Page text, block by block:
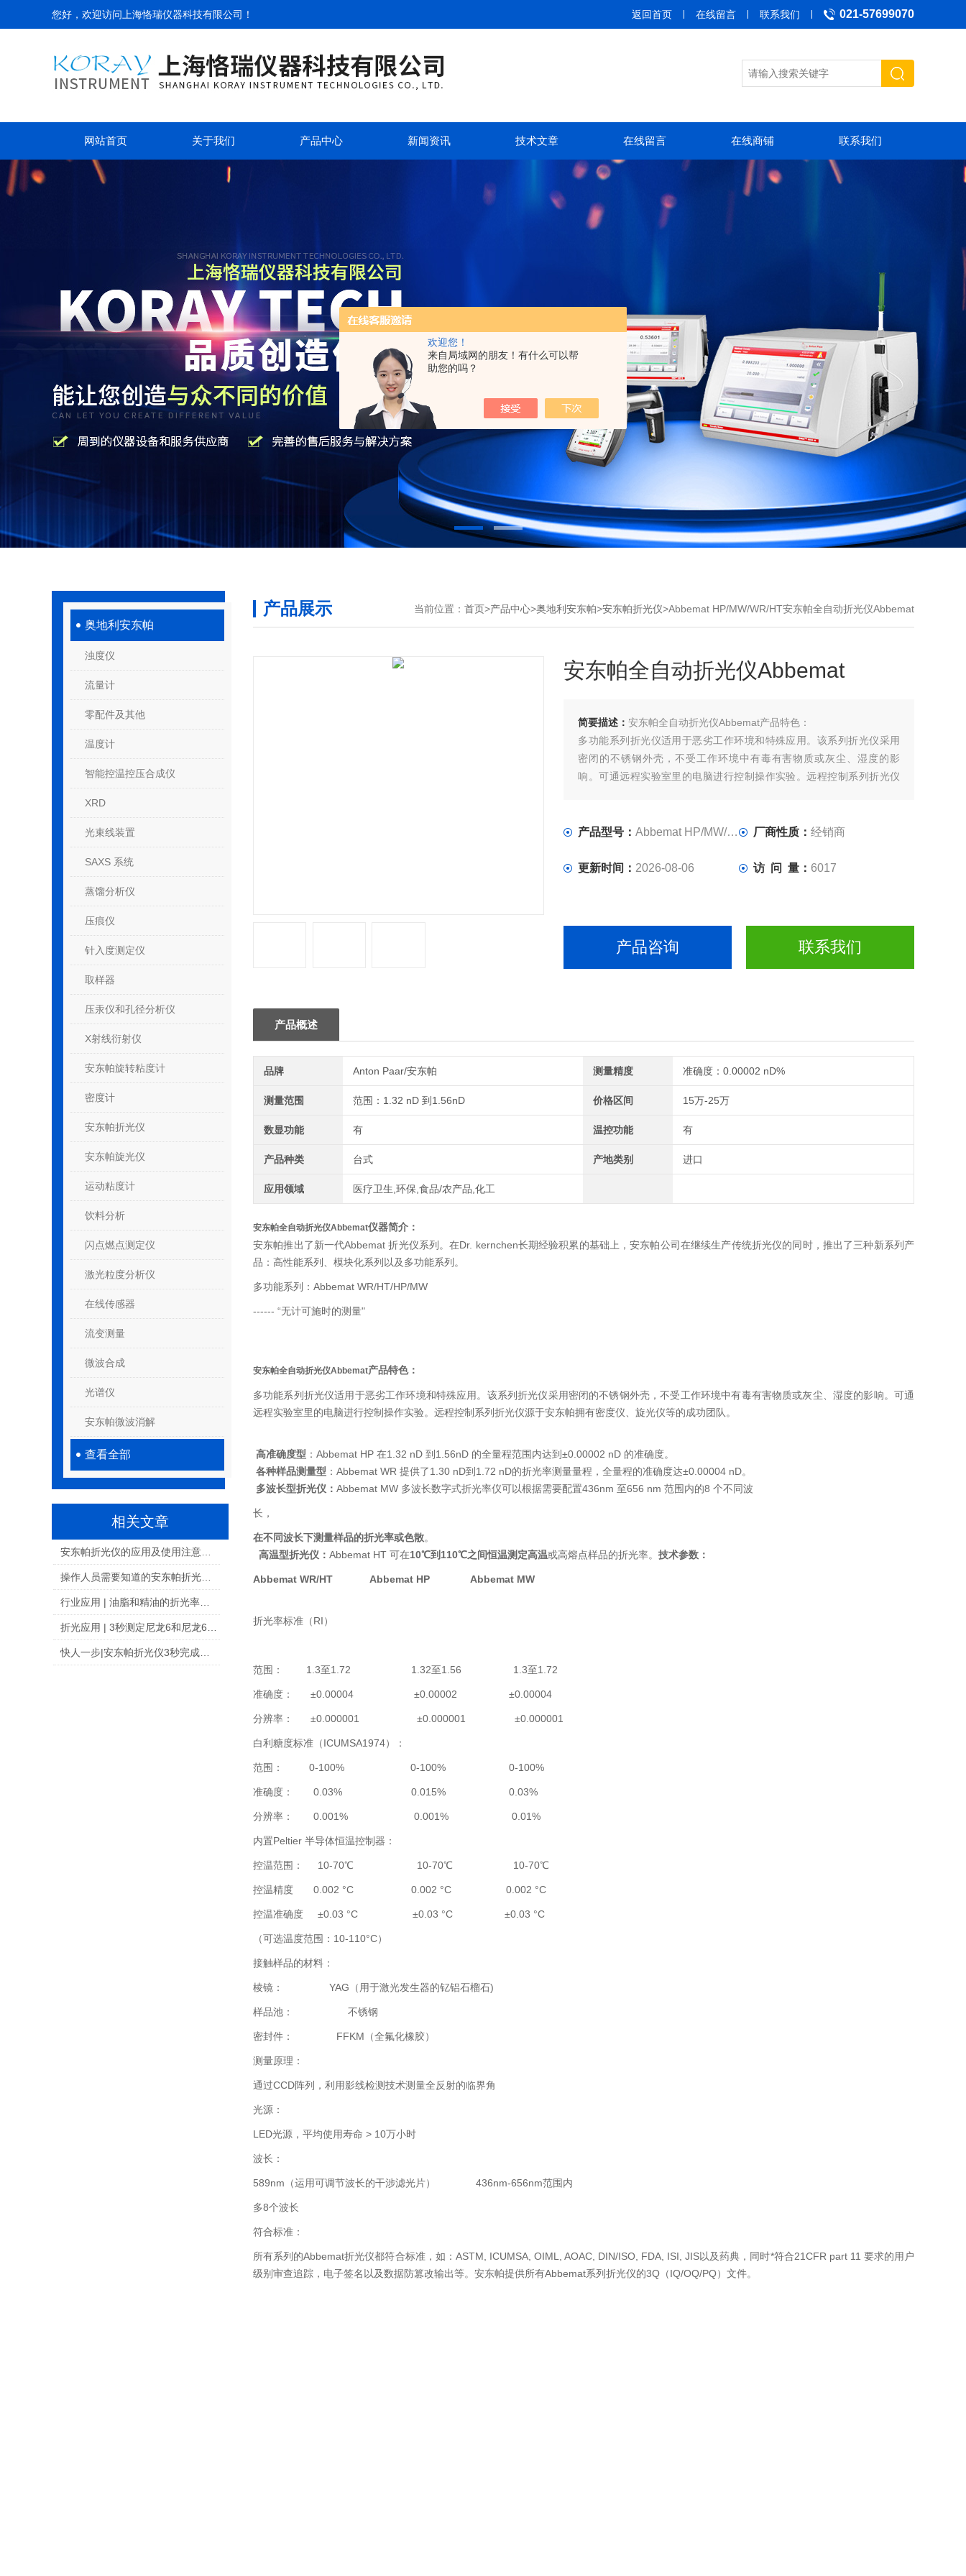
欢迎您！
来自局域网的朋友！有什么可以帮
助您的吗？
您好，欢迎访问 上海恪瑞仪器科技有限公司 ！ 021-57699070
返回首页 在线留言 联系我们
网站首页 关于我们 产品中心 新闻资讯 技术文章 在线留言 在线商铺 联系我们
奥地利安东帕
浊度仪
流量计
零配件及其他
温度计
智能控温控压合成仪
XRD
光束线装置
SAXS 系统
蒸馏分析仪
压痕仪
针入度测定仪
取样器
压汞仪和孔径分析仪
X射线衍射仪
安东帕旋转粘度计
密度计
安东帕折光仪
安东帕旋光仪
运动粘度计
饮料分析
闪点燃点测定仪
激光粒度分析仪
在线传感器
流变测量
微波合成
光谱仪
安东帕微波消解
查看全部
相关文章
产品展示 当前位置： 首页>产品中心>奥地利安东帕>安东帕折光仪>Abbemat HP/MW/WR/HT安东帕全自动折光仪Abbemat
安东帕全自动折光仪Abbemat
简要描述：安东帕全自动折光仪Abbemat产品特色：
多功能系列折光仪适用于恶劣工作环境和特殊应用。该系列折光仪采用
密闭的不锈钢外壳，不受工作环境中有毒有害物质或灰尘、湿度的影
响。可通远程实验室里的电脑进行控制操作实验。远程控制系列折光仪
±0.0000
产品型号：Abbemat HP/MW/WR/HT 厂商性质：经销商
更新时间： 2026-08-06 访 问 量： 6017
产品咨询 联系我们
产品概述
品牌 Anton Paar/安东帕 测量精度 准确度：0.00002 nD%
测量范围 范围：1.32 nD 到1.56nD 价格区间 15万-25万
数显功能 有 温控功能 有
产品种类 台式 产地类别 进口
应用领域 医疗卫生,环保,食品/农产品,化工
安东帕全自动折光仪Abbemat仪器简介：
安东帕推出了新一代Abbemat 折光仪系列。在Dr. kernchen长期经验积累的基础上，安东帕公司在继续生产传统折光仪的同时，推出了三种新系列产
品：高性能系列、模块化系列以及多功能系列。
多功能系列：Abbemat WR/HT/HP/MW
------ “无计可施时的测量"
安东帕全自动折光仪Abbemat产品特色：
多功能系列折光仪适用于恶劣工作环境和特殊应用。该系列折光仪采用密闭的不锈钢外壳，不受工作环境中有毒有害物质或灰尘、湿度的影响。可通
远程实验室里的电脑进行控制操作实验。远程控制系列折光仪源于安东帕拥有密度仪、旋光仪等的成功团队。
高准确度型 ：Abbemat HP 在1.32 nD 到1.56nD 的全量程范围内达到±0.00002 nD 的准确度。
各种样品测量型 ：Abbemat WR 提供了1.30 nD到1.72 nD的折光率测量量程，全量程的准确度达±0.00004 nD。
多波长型折光仪： Abbemat MW 多波长数字式折光率仪可以根据需要配置436nm 至656 nm 范围内的8 个不同波
长，
在不同波长下测量样品的折光率或色散。
高温型折光仪： Abbemat HT 可在10℃到110℃之间恒温测定高温或高熔点样品的折光率。 技术参数：
Abbemat WR/HT Abbemat HP Abbemat MW
折光率标准（RI）
范围： 1.3至1.72 1.32至1.56 1.3至1.72
准确度： ±0.00004 ±0.00002 ±0.00004
分辨率： ±0.000001 ±0.000001 ±0.000001
白利糖度标准（ICUMSA1974）：
范围： 0-100% 0-100% 0-100%
准确度： 0.03% 0.015% 0.03%
分辨率： 0.001% 0.001% 0.01%
内置Peltier 半导体恒温控制器：
控温范围： 10-70℃ 10-70℃ 10-70℃
控温精度 0.002 °C 0.002 °C 0.002 °C
控温准确度 ±0.03 °C ±0.03 °C ±0.03 °C
（可选温度范围：10-110°C）
接触样品的材料：
棱镜： YAG（用于激光发生器的钇铝石榴石)
样品池： 不锈钢
密封件： FFKM（全氟化橡胶）
测量原理：
通过CCD阵列，利用影线检测技术测量全反射的临界角
光源：
LED光源，平均使用寿命 > 10万小时
波长：
589nm（运用可调节波长的干涉滤光片） 436nm-656nm范围内
多8个波长
符合标准：
所有系列的Abbemat折光仪都符合标准，如：ASTM, ICUMSA, OIML, AOAC, DIN/ISO, FDA, ISI, JIS以及药典，同时*符合21CFR part 11 要求的用户
级别审查追踪，电子签名以及数据防篡改输出等。安东帕提供所有Abbemat系列折光仪的3Q（IQ/OQ/PQ）文件。